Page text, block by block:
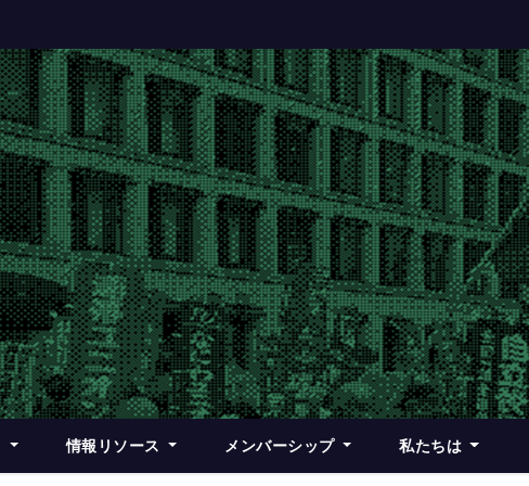
情報リソース メンバーシップ 私たちは